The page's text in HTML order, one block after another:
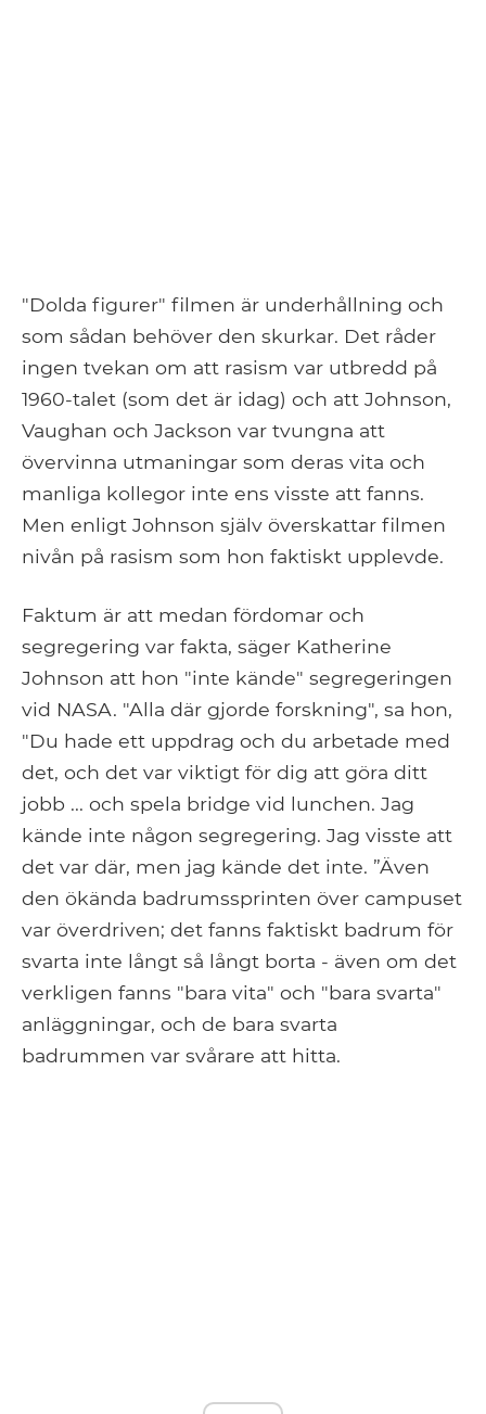
"Dolda figurer" filmen är underhållning och
som sådan behöver den skurkar. Det råder
ingen tvekan om att rasism var utbredd på
1960-talet (som det är idag) och att Johnson,
Vaughan och Jackson var tvungna att
övervinna utmaningar som deras vita och
manliga kollegor inte ens visste att fanns.
Men enligt Johnson själv överskattar filmen
nivån på rasism som hon faktiskt upplevde.
Faktum är att medan fördomar och
segregering var fakta, säger Katherine
Johnson att hon "inte kände" segregeringen
vid NASA. "Alla där gjorde forskning", sa hon,
"Du hade ett uppdrag och du arbetade med
det, och det var viktigt för dig att göra ditt
jobb ... och spela bridge vid lunchen. Jag
kände inte någon segregering. Jag visste att
det var där, men jag kände det inte. ”Även
den ökända badrumssprinten över campuset
var överdriven; det fanns faktiskt badrum för
svarta inte långt så långt borta - även om det
verkligen fanns "bara vita" och "bara svarta"
anläggningar, och de bara svarta
badrummen var svårare att hitta.